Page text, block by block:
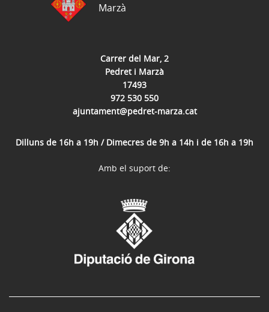
Carrer del Mar, 2
Pedret i Marzà
17493
972 530 550
ajuntament@pedret-marza.cat
Dilluns de 16h a 19h / Dimecres de 9h a 14h i de 16h a 19h
Marzà
Amb el suport de: